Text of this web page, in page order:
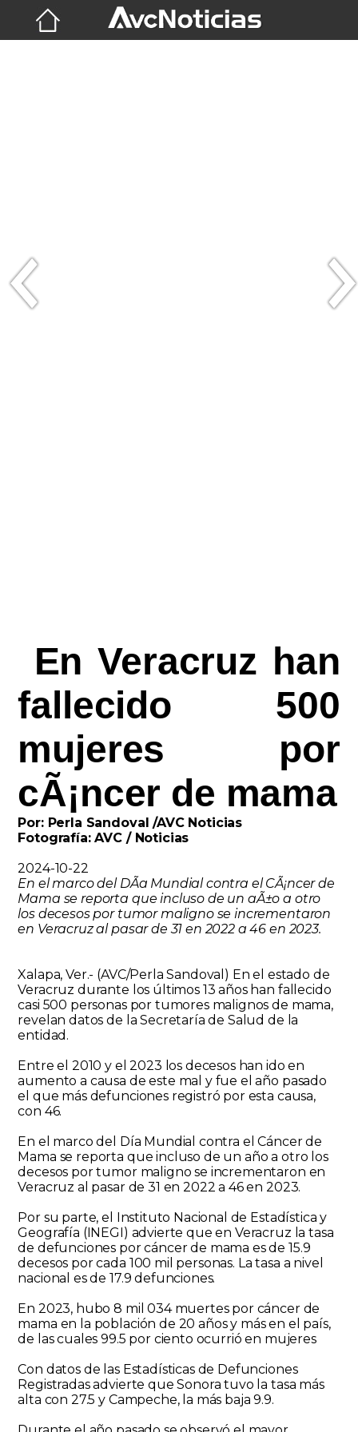
En Veracruz han
fallecido 500
mujeres por
cÃ¡ncer de mama
Por: Perla Sandoval /AVC Noticias
Fotografía: AVC / Noticias
2024-10-22
En el marco del DÃ­a Mundial contra el CÃ¡ncer de
Mama se reporta que incluso de un aÃ±o a otro
los decesos por tumor maligno se incrementaron
en Veracruz al pasar de 31 en 2022 a 46 en 2023.
Xalapa, Ver.- (AVC/Perla Sandoval) En el estado de
Veracruz durante los últimos 13 años han fallecido
casi 500 personas por tumores malignos de mama,
revelan datos de la Secretaría de Salud de la
entidad.
Entre el 2010 y el 2023 los decesos han ido en
aumento a causa de este mal y fue el año pasado
el que más defunciones registró por esta causa,
con 46.
En el marco del Día Mundial contra el Cáncer de
Mama se reporta que incluso de un año a otro los
decesos por tumor maligno se incrementaron en
Veracruz al pasar de 31 en 2022 a 46 en 2023.
Por su parte, el Instituto Nacional de Estadística y
Geografía (INEGI) advierte que en Veracruz la tasa
de defunciones por cáncer de mama es de 15.9
decesos por cada 100 mil personas. La tasa a nivel
nacional es de 17.9 defunciones.
En 2023, hubo 8 mil 034 muertes por cáncer de
mama en la población de 20 años y más en el país,
de las cuales 99.5 por ciento ocurrió en mujeres
Con datos de las Estadísticas de Defunciones
Registradas advierte que Sonora tuvo la tasa más
alta con 27.5 y Campeche, la más baja 9.9.